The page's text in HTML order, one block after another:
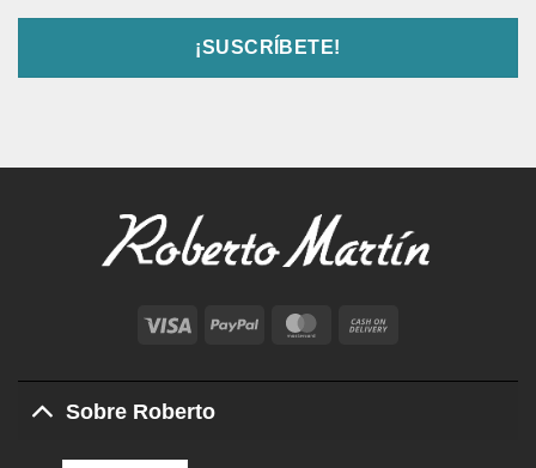
Visa PayPal MasterCard
Delivery
Sobre Roberto